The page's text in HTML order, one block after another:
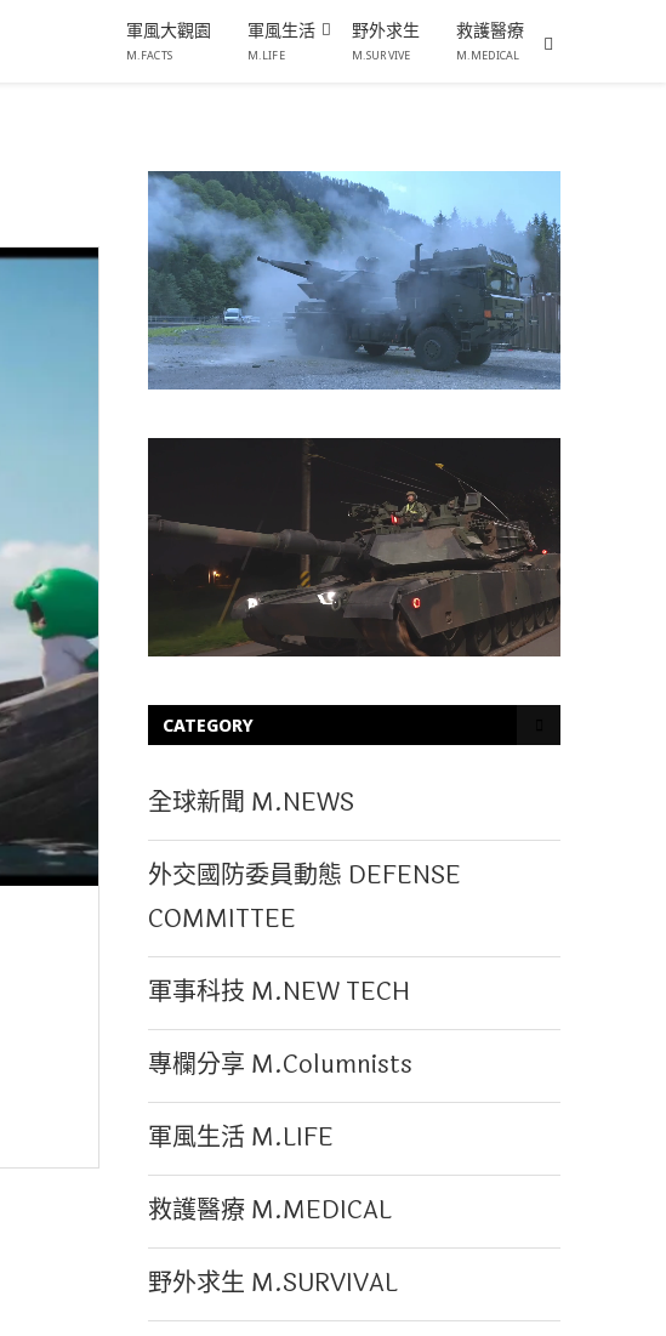
軍風大觀園
M.FACTS
軍風生活
M.LIFE
野外求生
M.SURVIVE
救護醫療
M.MEDICAL
CATEGORY
全球新聞 M.NEWS
外交國防委員動態 DEFENSE
COMMITTEE
軍事科技 M.NEW TECH
專欄分享 M.Columnists
軍風生活 M.LIFE
救護醫療 M.MEDICAL
野外求生 M.SURVIVAL